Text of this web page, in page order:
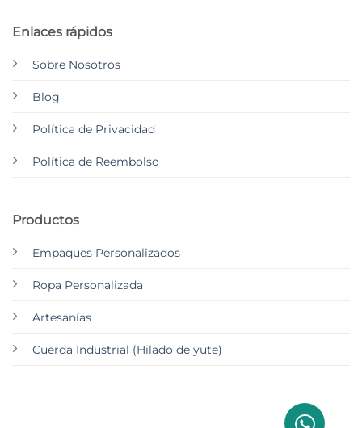
Enlaces rápidos
Sobre Nosotros
Blog
Política de Privacidad
Política de Reembolso
Productos
Empaques Personalizados
Ropa Personalizada
Artesanías
Cuerda Industrial (Hilado de yute)